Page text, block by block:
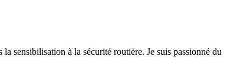
sensibilisation à la sécurité routière. Je suis passionné du